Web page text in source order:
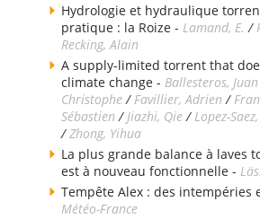
Hydrologie et hydraulique
pratique : la Roize - Lamand, E. /
Recking, Alain
A supply-limited torrent that
climate change - Ballesteros,
Christophe / Favillier, Adrien /
Sébastien / Jiazhi, Qie / Lopez-
/Zhong, Yihua
La plus grande balance à laves
est à nouveau fonctionnelle -
Tempête Alex : des intempéries
Météo-France